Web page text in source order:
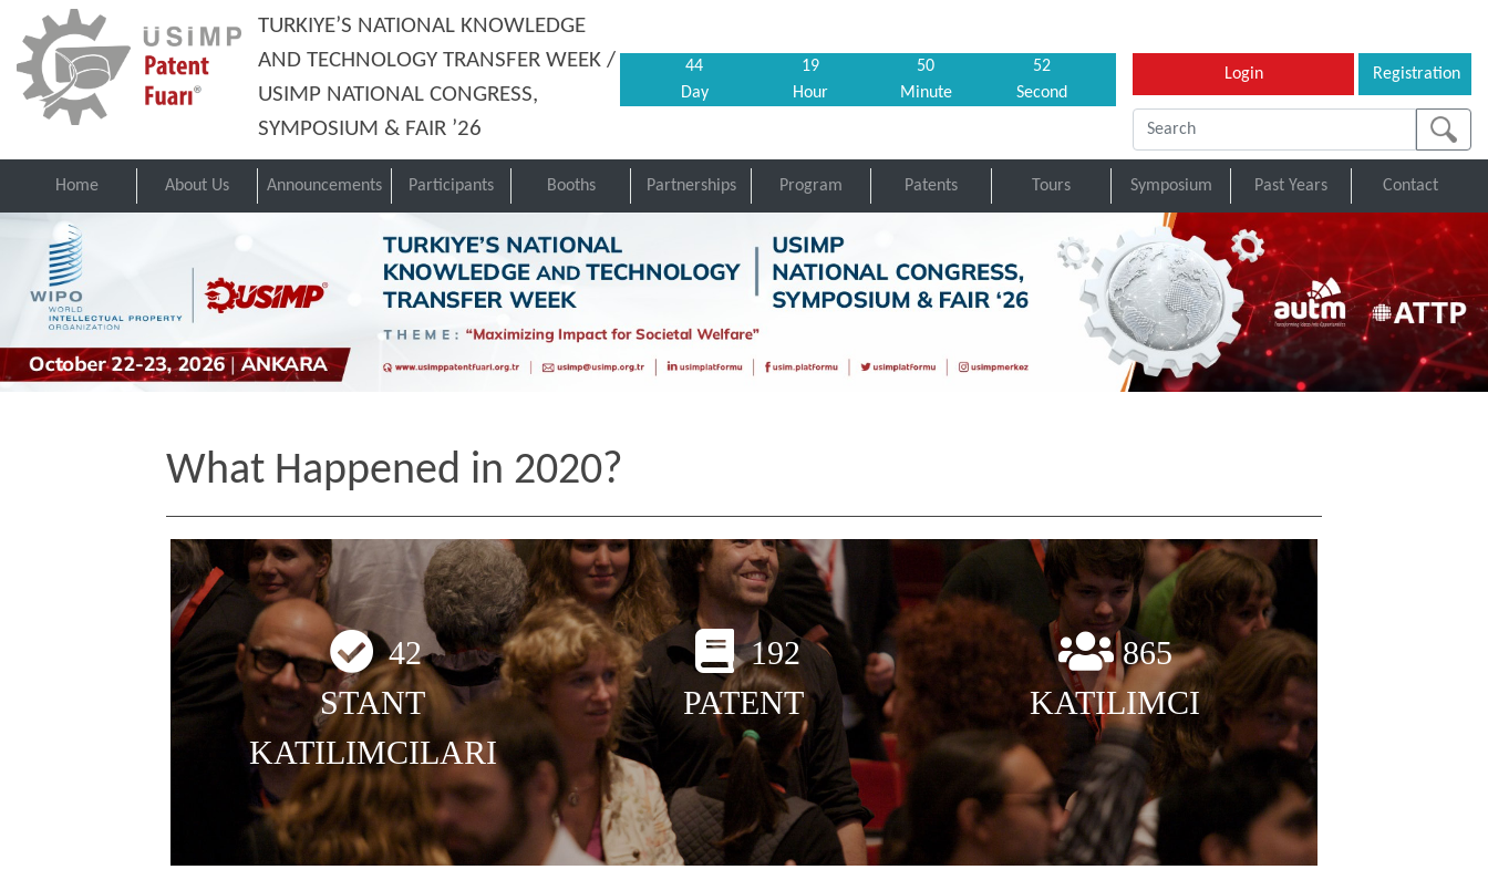
TURKIYE’S NATIONAL KNOWLEDGE
AND TECHNOLOGY TRANSFER WEEK /
USIMP NATIONAL CONGRESS,
SYMPOSIUM & FAIR ’26
44
Day
19
Hour
50
Minute
51
Second
Login Registration
Home About Us Announcements Participants Booths Partnerships Program Patents Tours Symposium Past Years Contact
What Happened in 2020?
42
STANT
KATILIMCILARI
192
PATENT
865
KATILIMCI